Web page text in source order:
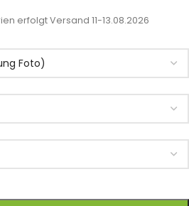
erfolgt Versand 11-13.08.2026